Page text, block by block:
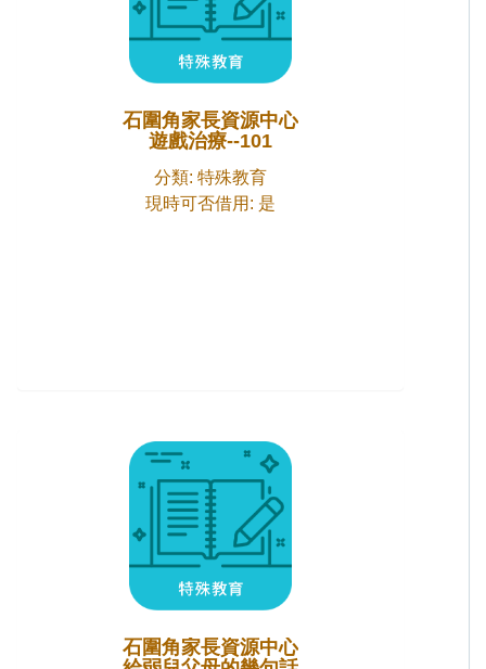
石圍角家長資源中心
遊戲治療--101
分類: 特殊教育
現時可否借用: 是
石圍角家長資源中心